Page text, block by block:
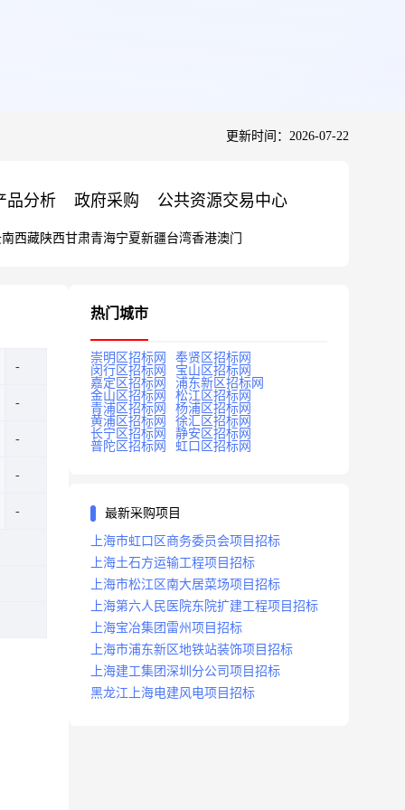
更新时间：2026-07-22
品分析 政府采购 公共资源交易中心
西藏陕西甘肃青海宁夏新疆台湾香港澳门
热门城市
崇明区招标网
奉贤区招标网
闵行区招标网
宝山区招标网
嘉定区招标网
浦东新区招标网
金山区招标网
松江区招标网
青浦区招标网
杨浦区招标网
黄浦区招标网
徐汇区招标网
长宁区招标网
静安区招标网
普陀区招标网
虹口区招标网
最新采购项目
上海市虹口区商务委员会项目招标
上海土石方运输工程项目招标
上海市松江区南大居菜场项目招标
上海第六人民医院东院扩建工程项目招标
上海宝冶集团雷州项目招标
上海市浦东新区地铁站装饰项目招标
上海建工集团深圳分公司项目招标
黑龙江上海电建风电项目招标